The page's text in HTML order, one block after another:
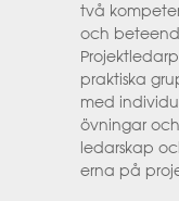
två
och
praktiska
med
övningar
ledarskap
erna på